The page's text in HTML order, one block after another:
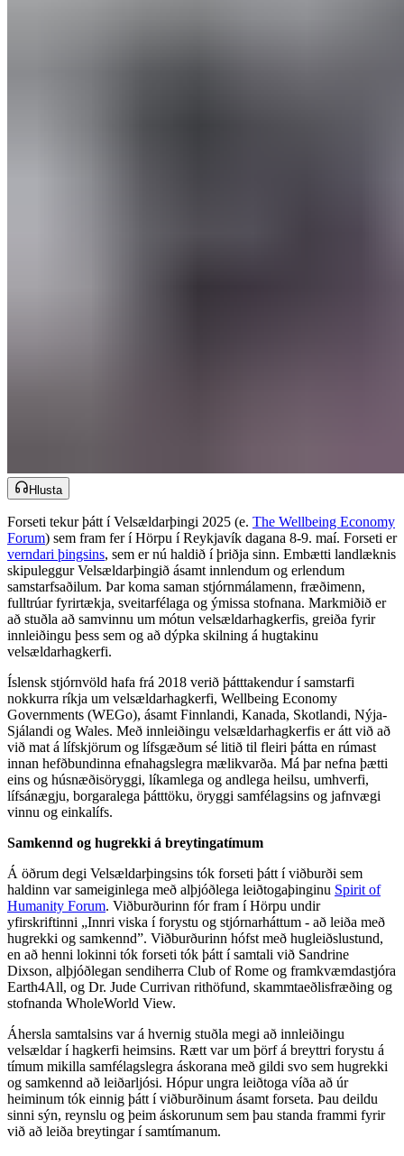
Hlusta
Forseti tekur þátt í Velsældarþingi 2025 (e. ​​​​‌ ‍ ​‍​‍‌‍ ‌ ​‍‌‍‍‌‌‍‌ ‌‍‍‌‌‍ ‍​‍​‍​ ‍‍​‍​‍‌ ​ ‌‍​‌‌‍ ‍‌‍‍‌‌ ‌​‌ ‍‌​‍ ‍‌‍‍‌‌‍ ​‍​‍​‍ ​​‍​‍‌‍‍​‌ ​‍‌‍‌‌‌‍‌‍​‍​‍​ ‍‍​‍​‍‌‍‍​‌ ‌​‌ ‌​‌ ​​‌ ​ ​‍ ​‍ ‌‍‌‍‌‍ ‌ ​‍‌ ​ ‌‍‌‌‌ ‌​‌‍‍‌​‍ ‌‌‍‍‌‌ ​ ‌‍ ​‌‍​‌‌‍ ‍‌‍‌​‌ ​ ​‍ ‍‌ ‌‍‌‍‌‌‌ ​‍‌‍​ ‌‍‌‌‌‍ ​​‍ ‍‌‍​‌‌ ​​‌ ​​​‍ ‌ ​ ‌ ‌​‌ ‌‌‌‍‌​‌‍‍‌‌‍ ​‍ ‌‍‍‌‌‍ ‍‌ ‌​‌‍‌‌‌‍ ‍‌ ‌​​‍ ‌‍‌‌‌‍‌​‌‍‍‌‌ ‌​​‍ ‌‍ ‌‌‍ ‌‍‌​‌‍‌‌​ ‌‌ ​​‌ ​‍‌‍‌‌‌ ​ ‌‍‌‌‌‍ ‍‌ ‌​‌‍​‌‌ ‌​‌‍‍‌‌‍ ‌‍ ‍​ ‍ ‌‍‍‌‌‍‌​​ ‌‌ ​ ‌​‍‌‌​‌​‌‍‍​‌​​‌‌‍‌​‌‍​ ​ ‌‌‌‌‌​‌​​ ‌‌‍​‌‌​ ‌‌‌‌‌​‍‌​ ‌​‌​ ‌​ ​ ‌‌​ ‌‌‌​‌‌‍​​ ​ ‌‌​‍​ ‍ ‌ ‌​‌ ‍‌‌ ​​‌‍‌‌​ ‌‌‍ ‍‌‍‌‌‌ ‌ ‌ ​ ​ ‍ ‌ ​​‌‍​‌‌ ‌​‌‍‍​​ ‌‌ ​​‌‍​‌‌‍‌ ‌‍‌‌‌​​‍‌ ‌‌‌‍‍‌‌‍ ​‌‍‌​‌‍‌‌‌ ​‍​‍‌‌​ ‌‌‌​​‍‌‌ ‌‍‍ ‌‍‌‌‌ ‍‌​‍‌‌​ ​ ‌​‌​​‍‌‌​ ​ ‌​‌​​‍‌‌​ ​‍​ ​‍‌ ​‍‌‍‍‌‌‍​ ‌‍‍​‌ ‌​‌‍‌‌‌ ‍​‌ ‌​​‍ ‌​ ‌‌​ ‍‌​ ​‍‌‍‌‌​ ‍​​ ‍​‌‍​‍‌ ‍​‌‍​‍​‍‌‌​ ​‍​ ​‍​‍‌‌​ ‌‌‌​‌​​‍ ‍‌‍​ ‌‍ ‌‍ ‍‌ ‌​‌‍‌‌‌‍ ‍‌ ‌​​‍‌‌​ ‌‌‌​​‍‌‌ ‌‍‍ ‌‍‌‌‌ ‍‌​‍‌‌​ ​ ‌​‌​​‍‌‌​ ​ ‌​‌​​‍‌‌​ ​‍​ ​‍‌‍‌‌​ ‍‌‌‍‌‌​ ​ ​ ‍‌​ ​​​ ‌‌‌‍‌‌​ ‌‌​ ​ ‌‍‌​‌‍‌‍​‍‌‌​ ​‍​ ​‍​‍‌‌​ ‌‌‌​‌​​‍ ‍‌‍​ ‌‍‍​‌‍‍‌‌‍ ​‌‍‌​‌ ​‍‌‍‌‌‌‍ ‍​‍‌‌​ ‌‌‌​​‍‌‌ ‌‍‍ ‌‍‌‌‌ ‍‌​‍‌‌​ ​ ‌​‌​​‍‌‌​ ​ ‌​‌​​‍‌‌​ ​‍​ ​‍​ ‌‍​ ​‌​ ​​‌‍‌​​ ​​​ ​​​ ​‍​ ​‍​ ‌‍‌‍‌​​ ‍​​ ​ ​‍‌‌​ ​‍​ ​‍​‍‌‌​ ‌‌‌​‌​​‍ ‍‌ ‌​‌‍‌‌‌ ‍​‌ ‌​​ ‌‍​‍‌‍​‌‌ ​ ‌‍‌‌‌‌‌‌‌ ​‍‌‍ ​​ ‌‌‍‍​‌ ‌​‌ ‌​‌ ​​‌ ​ ​‍‌‌​ ​‍‌​‌‍​‍‌‌​ ​‍‌​‌‍‌‍‌‍‌‍ ‌ ​‍‌ ​ ‌‍‌‌‌ ‌​‌‍‍‌​‍ ‌‌‍‍‌‌ ​ ‌‍ ​‌‍​‌‌‍ ‍‌‍‌​‌ ​ ​‍ ‍‌ ‌‍‌‍‌‌‌ ​‍‌‍​ ‌‍‌‌‌‍ ​​‍ ‍‌‍​‌‌ ​​‌ ​​​‍‌‌​ ​‍‌​‌‍‌ ​ ‌ ‌​‌ ‌‌‌‍‌​‌‍‍‌‌‍ ​‍‌‍‌‍‍‌‌‍‌​​ ‌‌ ​ ‌​‍‌‌​‌​‌‍‍​‌​​‌‌‍‌​‌‍​ ​ ‌‌‌‌‌​‌​​ ‌‌‍​‌‌​ ‌‌‌‌‌​‍‌​ ‌​‌​ ‌​ ​ ‌‌​ ‌‌‌​‌‌‍​​ ​ ‌‌​‍​‍‌‍‌ ‌​‌ ‍‌‌ ​​‌‍‌‌​ ‌‌‍ ‍‌‍‌‌‌ ‌ ‌ ​ ​‍‌‍‌ ​​‌‍​‌‌ ‌​‌‍‍​​ ‌‌ ​​‌‍​‌‌‍‌ ‌‍‌‌‌​​‍‌ ‌‌‌‍‍‌‌‍ ​‌‍‌​‌‍‌‌‌ ​‍​‍‌‌​ ‌‌‌​​‍‌‌ ‌‍‍ ‌‍‌‌‌ ‍‌​‍‌‌​ ​ ‌​‌​​‍‌‌​ ​ ‌​‌​​‍‌‌​ ​‍​ ​‍‌ ​‍‌‍‍‌‌‍​ ‌‍‍​‌ ‌​‌‍‌‌‌ ‍​‌ ‌​​‍ ‌​ ‌‌​ ‍‌​ ​‍‌‍‌‌​ ‍​​ ‍​‌‍​‍‌ ‍​‌‍​‍​‍‌‌​ ​‍​ ​‍​‍‌‌​ ‌‌‌​‌​​‍ ‍‌‍​ ‌‍ ‌‍ ‍‌ ‌​‌‍‌‌‌‍ ‍‌ ‌​​‍‌‌​ ‌‌‌​​‍‌‌ ‌‍‍ ‌‍‌‌‌ ‍‌​‍‌‌​ ​ ‌​‌​​‍‌‌​ ​ ‌​‌​​‍‌‌​ ​‍​ ​‍‌‍‌‌​ ‍‌‌‍‌‌​ ​ ​ ‍‌​ ​​​ ‌‌‌‍‌‌​ ‌‌​ ​ ‌‍‌​‌‍‌‍​‍‌‌​ ​‍​ ​‍​‍‌‌​ ‌‌‌​‌​​‍ ‍‌‍​ ‌‍‍​‌‍‍‌‌‍ ​‌‍‌​‌ ​‍‌‍‌‌‌‍ ‍​‍‌‌​ ‌‌‌​​‍‌‌ ‌‍‍ ‌‍‌‌‌ ‍‌​‍‌‌​ ​ ‌​‌​​‍‌‌​ ​ ‌​‌​​‍‌‌​ ​‍​ ​‍​ ‌‍​ ​‌​ ​​‌‍‌​​ ​​​ ​​​ ​‍​ ​‍​ ‌‍‌‍‌​​ ‍​​ ​ ​‍‌‌​ ​‍​ ​‍​‍‌‌​ ‌‌‌​‌​​‍ ‍‌ ‌​‌‍‌‌‌ ‍​‌ ‌​​‍‌‍‌ ​​‌‍‌‌‌ ​‍‌ ​ ‌ ​​‌‍‌‌‌‍​ ‌ ‌​‌‍‍‌‌ ‌‍‌‍‌‌​ ‌‌ ​​‌ ‌‌‌‍​‍‌‍ ​‌‍‍‌‌ ​ ‌‍‍​‌‍‌‌‌‍‌​​‍​‍‌ ‌ The Wellbeing Economy
Forum​​​​‌ ‍ ​‍​‍‌‍ ‌ ​‍‌‍‍‌‌‍‌ ‌‍‍‌‌‍ ‍​‍​‍​ ‍‍​‍​‍‌ ​ ‌‍​‌‌‍ ‍‌‍‍‌‌ ‌​‌ ‍‌​‍ ‍‌‍‍‌‌‍ ​‍​‍​‍ ​​‍​‍‌‍‍​‌ ​‍‌‍‌‌‌‍‌‍​‍​‍​ ‍‍​‍​‍‌‍‍​‌ ‌​‌ ‌​‌ ​​‌ ​ ​‍ ​‍ ‌‍‌‍‌‍ ‌ ​‍‌ ​ ‌‍‌‌‌ ‌​‌‍‍‌​‍ ‌‌‍‍‌‌ ​ ‌‍ ​‌‍​‌‌‍ ‍‌‍‌​‌ ​ ​‍ ‍‌ ‌‍‌‍‌‌‌ ​‍‌‍​ ‌‍‌‌‌‍ ​​‍ ‍‌‍​‌‌ ​​‌ ​​​‍ ‌ ​ ‌ ‌​‌ ‌‌‌‍‌​‌‍‍‌‌‍ ​‍ ‌‍‍‌‌‍ ‍‌ ‌​‌‍‌‌‌‍ ‍‌ ‌​​‍ ‌‍‌‌‌‍‌​‌‍‍‌‌ ‌​​‍ ‌‍ ‌‌‍ ‌‍‌​‌‍‌‌​ ‌‌ ​​‌ ​‍‌‍‌‌‌ ​ ‌‍‌‌‌‍ ‍‌ ‌​‌‍​‌‌ ‌​‌‍‍‌‌‍ ‌‍ ‍​ ‍ ‌‍‍‌‌‍‌​​ ‌‌ ​ ‌​‍‌‌​‌​‌‍‍​‌​​‌‌‍‌​‌‍​ ​ ‌‌‌‌‌​‌​​ ‌‌‍​‌‌​ ‌‌‌‌‌​‍‌​ ‌​‌​ ‌​ ​ ‌‌​ ‌‌‌​‌‌‍​​ ​ ‌‌​‍​ ‍ ‌ ‌​‌ ‍‌‌ ​​‌‍‌‌​ ‌‌‍ ‍‌‍‌‌‌ ‌ ‌ ​ ​ ‍ ‌ ​​‌‍​‌‌ ‌​‌‍‍​​ ‌‌ ​​‌‍​‌‌‍‌ ‌‍‌‌‌​​‍‌ ‌‌‌‍‍‌‌‍ ​‌‍‌​‌‍‌‌‌ ​‍​‍‌‌​ ‌‌‌​​‍‌‌ ‌‍‍ ‌‍‌‌‌ ‍‌​‍‌‌​ ​ ‌​‌​​‍‌‌​ ​ ‌​‌​​‍‌‌​ ​‍​ ​‍‌ ​‍‌‍‍‌‌‍​ ‌‍‍​‌ ‌​‌‍‌‌‌ ‍​‌ ‌​​‍ ‌​ ‌‌​ ‍‌​ ​‍‌‍‌‌​ ‍​​ ‍​‌‍​‍‌ ‍​‌‍​‍​‍‌‌​ ​‍​ ​‍​‍‌‌​ ‌‌‌​‌​​‍ ‍‌‍​ ‌‍ ‌‍ ‍‌ ‌​‌‍‌‌‌‍ ‍‌ ‌​​‍‌‌​ ‌‌‌​​‍‌‌ ‌‍‍ ‌‍‌‌‌ ‍‌​‍‌‌​ ​ ‌​‌​​‍‌‌​ ​ ‌​‌​​‍‌‌​ ​‍​ ​‍‌‍‌‌​ ‍‌‌‍‌‌​ ​ ​ ‍‌​ ​​​ ‌‌‌‍‌‌​ ‌‌​ ​ ‌‍‌​‌‍‌‍​‍‌‌​ ​‍​ ​‍​‍‌‌​ ‌‌‌​‌​​‍ ‍‌‍​ ‌‍‍​‌‍‍‌‌‍ ​‌‍‌​‌ ​‍‌‍‌‌‌‍ ‍​‍‌‌​ ‌‌‌​​‍‌‌ ‌‍‍ ‌‍‌‌‌ ‍‌​‍‌‌​ ​ ‌​‌​​‍‌‌​ ​ ‌​‌​​‍‌‌​ ​‍​ ​‍​ ‌​​ ​ ​ ‍‌​ ​‍​ ​ ​ ‌​‌‍‌​‌‍​‌‌‍​‍​ ​‌​ ‌‌​ ​​​‍‌‌​ ​‍​ ​‍​‍‌‌​ ‌‌‌​‌​​‍ ‍‌ ‌​‌‍‌‌‌ ‍​‌ ‌​​ ‌‍​‍‌‍​‌‌ ​ ‌‍‌‌‌‌‌‌‌ ​‍‌‍ ​​ ‌‌‍‍​‌ ‌​‌ ‌​‌ ​​‌ ​ ​‍‌‌​ ​‍‌​‌‍​‍‌‌​ ​‍‌​‌‍‌‍‌‍‌‍ ‌ ​‍‌ ​ ‌‍‌‌‌ ‌​‌‍‍‌​‍ ‌‌‍‍‌‌ ​ ‌‍ ​‌‍​‌‌‍ ‍‌‍‌​‌ ​ ​‍ ‍‌ ‌‍‌‍‌‌‌ ​‍‌‍​ ‌‍‌‌‌‍ ​​‍ ‍‌‍​‌‌ ​​‌ ​​​‍‌‌​ ​‍‌​‌‍‌ ​ ‌ ‌​‌ ‌‌‌‍‌​‌‍‍‌‌‍ ​‍‌‍‌‍‍‌‌‍‌​​ ‌‌ ​ ‌​‍‌‌​‌​‌‍‍​‌​​‌‌‍‌​‌‍​ ​ ‌‌‌‌‌​‌​​ ‌‌‍​‌‌​ ‌‌‌‌‌​‍‌​ ‌​‌​ ‌​ ​ ‌‌​ ‌‌‌​‌‌‍​​ ​ ‌‌​‍​‍‌‍‌ ‌​‌ ‍‌‌ ​​‌‍‌‌​ ‌‌‍ ‍‌‍‌‌‌ ‌ ‌ ​ ​‍‌‍‌ ​​‌‍​‌‌ ‌​‌‍‍​​ ‌‌ ​​‌‍​‌‌‍‌ ‌‍‌‌‌​​‍‌ ‌‌‌‍‍‌‌‍ ​‌‍‌​‌‍‌‌‌ ​‍​‍‌‌​ ‌‌‌​​‍‌‌ ‌‍‍ ‌‍‌‌‌ ‍‌​‍‌‌​ ​ ‌​‌​​‍‌‌​ ​ ‌​‌​​‍‌‌​ ​‍​ ​‍‌ ​‍‌‍‍‌‌‍​ ‌‍‍​‌ ‌​‌‍‌‌‌ ‍​‌ ‌​​‍ ‌​ ‌‌​ ‍‌​ ​‍‌‍‌‌​ ‍​​ ‍​‌‍​‍‌ ‍​‌‍​‍​‍‌‌​ ​‍​ ​‍​‍‌‌​ ‌‌‌​‌​​‍ ‍‌‍​ ‌‍ ‌‍ ‍‌ ‌​‌‍‌‌‌‍ ‍‌ ‌​​‍‌‌​ ‌‌‌​​‍‌‌ ‌‍‍ ‌‍‌‌‌ ‍‌​‍‌‌​ ​ ‌​‌​​‍‌‌​ ​ ‌​‌​​‍‌‌​ ​‍​ ​‍‌‍‌‌​ ‍‌‌‍‌‌​ ​ ​ ‍‌​ ​​​ ‌‌‌‍‌‌​ ‌‌​ ​ ‌‍‌​‌‍‌‍​‍‌‌​ ​‍​ ​‍​‍‌‌​ ‌‌‌​‌​​‍ ‍‌‍​ ‌‍‍​‌‍‍‌‌‍ ​‌‍‌​‌ ​‍‌‍‌‌‌‍ ‍​‍‌‌​ ‌‌‌​​‍‌‌ ‌‍‍ ‌‍‌‌‌ ‍‌​‍‌‌​ ​ ‌​‌​​‍‌‌​ ​ ‌​‌​​‍‌‌​ ​‍​ ​‍​ ‌​​ ​ ​ ‍‌​ ​‍​ ​ ​ ‌​‌‍‌​‌‍​‌‌‍​‍​ ​‌​ ‌‌​ ​​​‍‌‌​ ​‍​ ​‍​‍‌‌​ ‌‌‌​‌​​‍ ‍‌ ‌​‌‍‌‌‌ ‍​‌ ‌​​‍‌‍‌ ​​‌‍‌‌‌ ​‍‌ ​ ‌ ​​‌‍‌‌‌‍​ ‌ ‌​‌‍‍‌‌ ‌‍‌‍‌‌​ ‌‌ ​​‌ ‌‌‌‍​‍‌‍ ​‌‍‍‌‌ ​ ‌‍‍​‌‍‌‌‌‍‌​​‍​‍‌ ‌) sem fram fer í Hörpu í Reykjavík dagana 8-9. maí. Forseti er
verndari þingsins​​​​‌ ‍ ​‍​‍‌‍ ‌ ​‍‌‍‍‌‌‍‌ ‌‍‍‌‌‍ ‍​‍​‍​ ‍‍​‍​‍‌ ​ ‌‍​‌‌‍ ‍‌‍‍‌‌ ‌​‌ ‍‌​‍ ‍‌‍‍‌‌‍ ​‍​‍​‍ ​​‍​‍‌‍‍​‌ ​‍‌‍‌‌‌‍‌‍​‍​‍​ ‍‍​‍​‍‌‍‍​‌ ‌​‌ ‌​‌ ​​‌ ​ ​‍ ​‍ ‌‍‌‍‌‍ ‌ ​‍‌ ​ ‌‍‌‌‌ ‌​‌‍‍‌​‍ ‌‌‍‍‌‌ ​ ‌‍ ​‌‍​‌‌‍ ‍‌‍‌​‌ ​ ​‍ ‍‌ ‌‍‌‍‌‌‌ ​‍‌‍​ ‌‍‌‌‌‍ ​​‍ ‍‌‍​‌‌ ​​‌ ​​​‍ ‌ ​ ‌ ‌​‌ ‌‌‌‍‌​‌‍‍‌‌‍ ​‍ ‌‍‍‌‌‍ ‍‌ ‌​‌‍‌‌‌‍ ‍‌ ‌​​‍ ‌‍‌‌‌‍‌​‌‍‍‌‌ ‌​​‍ ‌‍ ‌‌‍ ‌‍‌​‌‍‌‌​ ‌‌ ​​‌ ​‍‌‍‌‌‌ ​ ‌‍‌‌‌‍ ‍‌ ‌​‌‍​‌‌ ‌​‌‍‍‌‌‍ ‌‍ ‍​ ‍ ‌‍‍‌‌‍‌​​ ‌‌ ​ ‌​‍‌‌​‌​‌‍‍​‌​​‌‌‍‌​‌‍​ ​ ‌‌‌‌‌​‌​​ ‌‌‍​‌‌​ ‌‌‌‌‌​‍‌​ ‌​‌​ ‌​ ​ ‌‌​ ‌‌‌​‌‌‍​​ ​ ‌‌​‍​ ‍ ‌ ‌​‌ ‍‌‌ ​​‌‍‌‌​ ‌‌‍ ‍‌‍‌‌‌ ‌ ‌ ​ ​ ‍ ‌ ​​‌‍​‌‌ ‌​‌‍‍​​ ‌‌ ​​‌‍​‌‌‍‌ ‌‍‌‌‌​​‍‌ ‌‌‌‍‍‌‌‍ ​‌‍‌​‌‍‌‌‌ ​‍​‍‌‌​ ‌‌‌​​‍‌‌ ‌‍‍ ‌‍‌‌‌ ‍‌​‍‌‌​ ​ ‌​‌​​‍‌‌​ ​ ‌​‌​​‍‌‌​ ​‍​ ​‍‌ ​‍‌‍‍‌‌‍​ ‌‍‍​‌ ‌​‌‍‌‌‌ ‍​‌ ‌​​‍ ‌​ ‌‌​ ‍‌​ ​‍‌‍‌‌​ ‍​​ ‍​‌‍​‍‌ ‍​‌‍​‍​‍‌‌​ ​‍​ ​‍​‍‌‌​ ‌‌‌​‌​​‍ ‍‌‍​ ‌‍ ‌‍ ‍‌ ‌​‌‍‌‌‌‍ ‍‌ ‌​​‍‌‌​ ‌‌‌​​‍‌‌ ‌‍‍ ‌‍‌‌‌ ‍‌​‍‌‌​ ​ ‌​‌​​‍‌‌​ ​ ‌​‌​​‍‌‌​ ​‍​ ​‍‌‍‌‌​ ‍‌‌‍‌‌​ ​ ​ ‍‌​ ​​​ ‌‌‌‍‌‌​ ‌‌​ ​ ‌‍‌​‌‍‌‍​‍‌‌​ ​‍​ ​‍​‍‌‌​ ‌‌‌​‌​​‍ ‍‌‍​ ‌‍‍​‌‍‍‌‌‍ ​‌‍‌​‌ ​‍‌‍‌‌‌‍ ‍​‍‌‌​ ‌‌‌​​‍‌‌ ‌‍‍ ‌‍‌‌‌ ‍‌​‍‌‌​ ​ ‌​‌​​‍‌‌​ ​ ‌​‌​​‍‌‌​ ​‍​ ​‍​ ‍​‌‍‌‍​ ​‍​ ​ ​ ‌​‌‍​‌​ ​ ‌‍‌‌‌‍‌​‌‍​‌‌‍​‌‌‍​‌​‍‌‌​ ​‍​ ​‍​‍‌‌​ ‌‌‌​‌​​‍ ‍‌ ‌​‌‍‌‌‌ ‍​‌ ‌​​ ‌‍​‍‌‍​‌‌ ​ ‌‍‌‌‌‌‌‌‌ ​‍‌‍ ​​ ‌‌‍‍​‌ ‌​‌ ‌​‌ ​​‌ ​ ​‍‌‌​ ​‍‌​‌‍​‍‌‌​ ​‍‌​‌‍‌‍‌‍‌‍ ‌ ​‍‌ ​ ‌‍‌‌‌ ‌​‌‍‍‌​‍ ‌‌‍‍‌‌ ​ ‌‍ ​‌‍​‌‌‍ ‍‌‍‌​‌ ​ ​‍ ‍‌ ‌‍‌‍‌‌‌ ​‍‌‍​ ‌‍‌‌‌‍ ​​‍ ‍‌‍​‌‌ ​​‌ ​​​‍‌‌​ ​‍‌​‌‍‌ ​ ‌ ‌​‌ ‌‌‌‍‌​‌‍‍‌‌‍ ​‍‌‍‌‍‍‌‌‍‌​​ ‌‌ ​ ‌​‍‌‌​‌​‌‍‍​‌​​‌‌‍‌​‌‍​ ​ ‌‌‌‌‌​‌​​ ‌‌‍​‌‌​ ‌‌‌‌‌​‍‌​ ‌​‌​ ‌​ ​ ‌‌​ ‌‌‌​‌‌‍​​ ​ ‌‌​‍​‍‌‍‌ ‌​‌ ‍‌‌ ​​‌‍‌‌​ ‌‌‍ ‍‌‍‌‌‌ ‌ ‌ ​ ​‍‌‍‌ ​​‌‍​‌‌ ‌​‌‍‍​​ ‌‌ ​​‌‍​‌‌‍‌ ‌‍‌‌‌​​‍‌ ‌‌‌‍‍‌‌‍ ​‌‍‌​‌‍‌‌‌ ​‍​‍‌‌​ ‌‌‌​​‍‌‌ ‌‍‍ ‌‍‌‌‌ ‍‌​‍‌‌​ ​ ‌​‌​​‍‌‌​ ​ ‌​‌​​‍‌‌​ ​‍​ ​‍‌ ​‍‌‍‍‌‌‍​ ‌‍‍​‌ ‌​‌‍‌‌‌ ‍​‌ ‌​​‍ ‌​ ‌‌​ ‍‌​ ​‍‌‍‌‌​ ‍​​ ‍​‌‍​‍‌ ‍​‌‍​‍​‍‌‌​ ​‍​ ​‍​‍‌‌​ ‌‌‌​‌​​‍ ‍‌‍​ ‌‍ ‌‍ ‍‌ ‌​‌‍‌‌‌‍ ‍‌ ‌​​‍‌‌​ ‌‌‌​​‍‌‌ ‌‍‍ ‌‍‌‌‌ ‍‌​‍‌‌​ ​ ‌​‌​​‍‌‌​ ​ ‌​‌​​‍‌‌​ ​‍​ ​‍‌‍‌‌​ ‍‌‌‍‌‌​ ​ ​ ‍‌​ ​​​ ‌‌‌‍‌‌​ ‌‌​ ​ ‌‍‌​‌‍‌‍​‍‌‌​ ​‍​ ​‍​‍‌‌​ ‌‌‌​‌​​‍ ‍‌‍​ ‌‍‍​‌‍‍‌‌‍ ​‌‍‌​‌ ​‍‌‍‌‌‌‍ ‍​‍‌‌​ ‌‌‌​​‍‌‌ ‌‍‍ ‌‍‌‌‌ ‍‌​‍‌‌​ ​ ‌​‌​​‍‌‌​ ​ ‌​‌​​‍‌‌​ ​‍​ ​‍​ ‍​‌‍‌‍​ ​‍​ ​ ​ ‌​‌‍​‌​ ​ ‌‍‌‌‌‍‌​‌‍​‌‌‍​‌‌‍​‌​‍‌‌​ ​‍​ ​‍​‍‌‌​ ‌‌‌​‌​​‍ ‍‌ ‌​‌‍‌‌‌ ‍​‌ ‌​​‍‌‍‌ ​​‌‍‌‌‌ ​‍‌ ​ ‌ ​​‌‍‌‌‌‍​ ‌ ‌​‌‍‍‌‌ ‌‍‌‍‌‌​ ‌‌ ​​‌ ‌‌‌‍​‍‌‍ ​‌‍‍‌‌ ​ ‌‍‍​‌‍‌‌‌‍‌​​‍​‍‌ ‌, sem er nú haldið í þriðja sinn. Embætti landlæknis
skipuleggur Velsældarþingið ásamt innlendum og erlendum
samstarfsaðilum. Þar koma saman stjórnmálamenn, fræðimenn,
fulltrúar fyrirtækja, sveitarfélaga og ýmissa stofnana. Markmiðið er
að stuðla að samvinnu um mótun velsældarhagkerfis, greiða fyrir
innleiðingu þess sem og að dýpka skilning á hugtakinu
velsældarhagkerfi.​​​​‌ ‍ ​‍​‍‌‍ ‌ ​‍‌‍‍‌‌‍‌ ‌‍‍‌‌‍ ‍​‍​‍​ ‍‍​‍​‍‌ ​ ‌‍​‌‌‍ ‍‌‍‍‌‌ ‌​‌ ‍‌​‍ ‍‌‍‍‌‌‍ ​‍​‍​‍ ​​‍​‍‌‍‍​‌ ​‍‌‍‌‌‌‍‌‍​‍​‍​ ‍‍​‍​‍‌‍‍​‌ ‌​‌ ‌​‌ ​​‌ ​ ​‍ ​‍ ‌‍‌‍‌‍ ‌ ​‍‌ ​ ‌‍‌‌‌ ‌​‌‍‍‌​‍ ‌‌‍‍‌‌ ​ ‌‍ ​‌‍​‌‌‍ ‍‌‍‌​‌ ​ ​‍ ‍‌ ‌‍‌‍‌‌‌ ​‍‌‍​ ‌‍‌‌‌‍ ​​‍ ‍‌‍​‌‌ ​​‌ ​​​‍ ‌ ​ ‌ ‌​‌ ‌‌‌‍‌​‌‍‍‌‌‍ ​‍ ‌‍‍‌‌‍ ‍‌ ‌​‌‍‌‌‌‍ ‍‌ ‌​​‍ ‌‍‌‌‌‍‌​‌‍‍‌‌ ‌​​‍ ‌‍ ‌‌‍ ‌‍‌​‌‍‌‌​ ‌‌ ​​‌ ​‍‌‍‌‌‌ ​ ‌‍‌‌‌‍ ‍‌ ‌​‌‍​‌‌ ‌​‌‍‍‌‌‍ ‌‍ ‍​ ‍ ‌‍‍‌‌‍‌​​ ‌‌ ​ ‌​‍‌‌​‌​‌‍‍​‌​​‌‌‍‌​‌‍​ ​ ‌‌‌‌‌​‌​​ ‌‌‍​‌‌​ ‌‌‌‌‌​‍‌​ ‌​‌​ ‌​ ​ ‌‌​ ‌‌‌​‌‌‍​​ ​ ‌‌​‍​ ‍ ‌ ‌​‌ ‍‌‌ ​​‌‍‌‌​ ‌‌‍ ‍‌‍‌‌‌ ‌ ‌ ​ ​ ‍ ‌ ​​‌‍​‌‌ ‌​‌‍‍​​ ‌‌ ​​‌‍​‌‌‍‌ ‌‍‌‌‌​​‍‌ ‌‌‌‍‍‌‌‍ ​‌‍‌​‌‍‌‌‌ ​‍​‍‌‌​ ‌‌‌​​‍‌‌ ‌‍‍ ‌‍‌‌‌ ‍‌​‍‌‌​ ​ ‌​‌​​‍‌‌​ ​ ‌​‌​​‍‌‌​ ​‍​ ​‍‌ ​‍‌‍‍‌‌‍​ ‌‍‍​‌ ‌​‌‍‌‌‌ ‍​‌ ‌​​‍ ‌​ ‌‌​ ‍‌​ ​‍‌‍‌‌​ ‍​​ ‍​‌‍​‍‌ ‍​‌‍​‍​‍‌‌​ ​‍​ ​‍​‍‌‌​ ‌‌‌​‌​​‍ ‍‌‍​ ‌‍ ‌‍ ‍‌ ‌​‌‍‌‌‌‍ ‍‌ ‌​​‍‌‌​ ‌‌‌​​‍‌‌ ‌‍‍ ‌‍‌‌‌ ‍‌​‍‌‌​ ​ ‌​‌​​‍‌‌​ ​ ‌​‌​​‍‌‌​ ​‍​ ​‍‌‍‌‌​ ‍‌‌‍‌‌​ ​ ​ ‍‌​ ​​​ ‌‌‌‍‌‌​ ‌‌​ ​ ‌‍‌​‌‍‌‍​‍‌‌​ ​‍​ ​‍​‍‌‌​ ‌‌‌​‌​​‍ ‍‌‍​ ‌‍‍​‌‍‍‌‌‍ ​‌‍‌​‌ ​‍‌‍‌‌‌‍ ‍​‍‌‌​ ‌‌‌​​‍‌‌ ‌‍‍ ‌‍‌‌‌ ‍‌​‍‌‌​ ​ ‌​‌​​‍‌‌​ ​ ‌​‌​​‍‌‌​ ​‍​ ​‍​ ​‌‌‍​‍​ ​‍‌‍‌‍​ ‌​‌‍​‍​ ‍​‌‍‌‌​ ​‍‌‍​‍​ ​‍​ ‌‌​‍‌‌​ ​‍​ ​‍​‍‌‌​ ‌‌‌​‌​​‍ ‍‌ ‌​‌‍‌‌‌ ‍​‌ ‌​​ ‌‍​‍‌‍​‌‌ ​ ‌‍‌‌‌‌‌‌‌ ​‍‌‍ ​​ ‌‌‍‍​‌ ‌​‌ ‌​‌ ​​‌ ​ ​‍‌‌​ ​‍‌​‌‍​‍‌‌​ ​‍‌​‌‍‌‍‌‍‌‍ ‌ ​‍‌ ​ ‌‍‌‌‌ ‌​‌‍‍‌​‍ ‌‌‍‍‌‌ ​ ‌‍ ​‌‍​‌‌‍ ‍‌‍‌​‌ ​ ​‍ ‍‌ ‌‍‌‍‌‌‌ ​‍‌‍​ ‌‍‌‌‌‍ ​​‍ ‍‌‍​‌‌ ​​‌ ​​​‍‌‌​ ​‍‌​‌‍‌ ​ ‌ ‌​‌ ‌‌‌‍‌​‌‍‍‌‌‍ ​‍‌‍‌‍‍‌‌‍‌​​ ‌‌ ​ ‌​‍‌‌​‌​‌‍‍​‌​​‌‌‍‌​‌‍​ ​ ‌‌‌‌‌​‌​​ ‌‌‍​‌‌​ ‌‌‌‌‌​‍‌​ ‌​‌​ ‌​ ​ ‌‌​ ‌‌‌​‌‌‍​​ ​ ‌‌​‍​‍‌‍‌ ‌​‌ ‍‌‌ ​​‌‍‌‌​ ‌‌‍ ‍‌‍‌‌‌ ‌ ‌ ​ ​‍‌‍‌ ​​‌‍​‌‌ ‌​‌‍‍​​ ‌‌ ​​‌‍​‌‌‍‌ ‌‍‌‌‌​​‍‌ ‌‌‌‍‍‌‌‍ ​‌‍‌​‌‍‌‌‌ ​‍​‍‌‌​ ‌‌‌​​‍‌‌ ‌‍‍ ‌‍‌‌‌ ‍‌​‍‌‌​ ​ ‌​‌​​‍‌‌​ ​ ‌​‌​​‍‌‌​ ​‍​ ​‍‌ ​‍‌‍‍‌‌‍​ ‌‍‍​‌ ‌​‌‍‌‌‌ ‍​‌ ‌​​‍ ‌​ ‌‌​ ‍‌​ ​‍‌‍‌‌​ ‍​​ ‍​‌‍​‍‌ ‍​‌‍​‍​‍‌‌​ ​‍​ ​‍​‍‌‌​ ‌‌‌​‌​​‍ ‍‌‍​ ‌‍ ‌‍ ‍‌ ‌​‌‍‌‌‌‍ ‍‌ ‌​​‍‌‌​ ‌‌‌​​‍‌‌ ‌‍‍ ‌‍‌‌‌ ‍‌​‍‌‌​ ​ ‌​‌​​‍‌‌​ ​ ‌​‌​​‍‌‌​ ​‍​ ​‍‌‍‌‌​ ‍‌‌‍‌‌​ ​ ​ ‍‌​ ​​​ ‌‌‌‍‌‌​ ‌‌​ ​ ‌‍‌​‌‍‌‍​‍‌‌​ ​‍​ ​‍​‍‌‌​ ‌‌‌​‌​​‍ ‍‌‍​ ‌‍‍​‌‍‍‌‌‍ ​‌‍‌​‌ ​‍‌‍‌‌‌‍ ‍​‍‌‌​ ‌‌‌​​‍‌‌ ‌‍‍ ‌‍‌‌‌ ‍‌​‍‌‌​ ​ ‌​‌​​‍‌‌​ ​ ‌​‌​​‍‌‌​ ​‍​ ​‍​ ​‌‌‍​‍​ ​‍‌‍‌‍​ ‌​‌‍​‍​ ‍​‌‍‌‌​ ​‍‌‍​‍​ ​‍​ ‌‌​‍‌‌​ ​‍​ ​‍​‍‌‌​ ‌‌‌​‌​​‍ ‍‌ ‌​‌‍‌‌‌ ‍​‌ ‌​​‍‌‍‌ ​​‌‍‌‌‌ ​‍‌ ​ ‌ ​​‌‍‌‌‌‍​ ‌ ‌​‌‍‍‌‌ ‌‍‌‍‌‌​ ‌‌ ​​‌ ‌‌‌‍​‍‌‍ ​‌‍‍‌‌ ​ ‌‍‍​‌‍‌‌‌‍‌​​‍​‍‌ ‌
Íslensk stjórnvöld hafa frá 2018 verið þátttakendur í samstarfi
nokkurra ríkja um velsældarhagkerfi, Wellbeing Economy
Governments (WEGo), ásamt Finnlandi, Kanada, Skotlandi, Nýja-
Sjálandi og Wales. Með innleiðingu velsældarhagkerfis er átt við að
við mat á lífskjörum og lífsgæðum sé litið til fleiri þátta en rúmast
innan hefðbundinna efnahagslegra mælikvarða. Má þar nefna þætti
eins og húsnæðisöryggi, líkamlega og andlega heilsu, umhverfi,
lífsánægju, borgaralega þátttöku, öryggi samfélagsins og jafnvægi
vinnu og einkalífs.​​​​‌ ‍ ​‍​‍‌‍ ‌ ​‍‌‍‍‌‌‍‌ ‌‍‍‌‌‍ ‍​‍​‍​ ‍‍​‍​‍‌ ​ ‌‍​‌‌‍ ‍‌‍‍‌‌ ‌​‌ ‍‌​‍ ‍‌‍‍‌‌‍ ​‍​‍​‍ ​​‍​‍‌‍‍​‌ ​‍‌‍‌‌‌‍‌‍​‍​‍​ ‍‍​‍​‍‌‍‍​‌ ‌​‌ ‌​‌ ​​‌ ​ ​‍ ​‍ ‌‍‌‍‌‍ ‌ ​‍‌ ​ ‌‍‌‌‌ ‌​‌‍‍‌​‍ ‌‌‍‍‌‌ ​ ‌‍ ​‌‍​‌‌‍ ‍‌‍‌​‌ ​ ​‍ ‍‌ ‌‍‌‍‌‌‌ ​‍‌‍​ ‌‍‌‌‌‍ ​​‍ ‍‌‍​‌‌ ​​‌ ​​​‍ ‌ ​ ‌ ‌​‌ ‌‌‌‍‌​‌‍‍‌‌‍ ​‍ ‌‍‍‌‌‍ ‍‌ ‌​‌‍‌‌‌‍ ‍‌ ‌​​‍ ‌‍‌‌‌‍‌​‌‍‍‌‌ ‌​​‍ ‌‍ ‌‌‍ ‌‍‌​‌‍‌‌​ ‌‌ ​​‌ ​‍‌‍‌‌‌ ​ ‌‍‌‌‌‍ ‍‌ ‌​‌‍​‌‌ ‌​‌‍‍‌‌‍ ‌‍ ‍​ ‍ ‌‍‍‌‌‍‌​​ ‌‌ ​ ‌​‍‌‌​‌​‌‍‍​‌​​‌‌‍‌​‌‍​ ​ ‌‌‌‌‌​‌​​ ‌‌‍​‌‌​ ‌‌‌‌‌​‍‌​ ‌​‌​ ‌​ ​ ‌‌​ ‌‌‌​‌‌‍​​ ​ ‌‌​‍​ ‍ ‌ ‌​‌ ‍‌‌ ​​‌‍‌‌​ ‌‌‍ ‍‌‍‌‌‌ ‌ ‌ ​ ​ ‍ ‌ ​​‌‍​‌‌ ‌​‌‍‍​​ ‌‌ ​​‌‍​‌‌‍‌ ‌‍‌‌‌​​‍‌ ‌‌‌‍‍‌‌‍ ​‌‍‌​‌‍‌‌‌ ​‍​‍‌‌​ ‌‌‌​​‍‌‌ ‌‍‍ ‌‍‌‌‌ ‍‌​‍‌‌​ ​ ‌​‌​​‍‌‌​ ​ ‌​‌​​‍‌‌​ ​‍​ ​‍‌ ​‍‌‍‍‌‌‍​ ‌‍‍​‌ ‌​‌‍‌‌‌ ‍​‌ ‌​​‍ ‌​ ‌‌​ ‍‌​ ​‍‌‍‌‌​ ‍​​ ‍​‌‍​‍‌ ‍​‌‍​‍​‍‌‌​ ​‍​ ​‍​‍‌‌​ ‌‌‌​‌​​‍ ‍‌‍​ ‌‍ ‌‍ ‍‌ ‌​‌‍‌‌‌‍ ‍‌ ‌​​‍‌‌​ ‌‌‌​​‍‌‌ ‌‍‍ ‌‍‌‌‌ ‍‌​‍‌‌​ ​ ‌​‌​​‍‌‌​ ​ ‌​‌​​‍‌‌​ ​‍​ ​‍​ ​‌‌‍​ ​ ​ ‌‍‌‌​ ‌ ​ ‌ ‌‍​‌​ ​ ​ ‍​‌‍​‌​ ‌ ‌‍‌‌​‍‌‌​ ​‍​ ​‍​‍‌‌​ ‌‌‌​‌​​‍ ‍‌‍​ ‌‍‍​‌‍‍‌‌‍ ​‌‍‌​‌ ​‍‌‍‌‌‌‍ ‍​‍‌‌​ ‌‌‌​​‍‌‌ ‌‍‍ ‌‍‌‌‌ ‍‌​‍‌‌​ ​ ‌​‌​​‍‌‌​ ​ ‌​‌​​‍‌‌​ ​‍​ ​‍‌‍‌​‌‍‌‍​ ‍‌‌‍‌‍​ ‍‌​ ​ ‌‍​ ‌‍​‍‌‍‌​‌‍‌‌​ ‌ ​ ‍‌​‍‌‌​ ​‍​ ​‍​‍‌‌​ ‌‌‌​‌​​‍ ‍‌ ‌​‌‍‌‌‌ ‍​‌ ‌​​ ‌‍​‍‌‍​‌‌ ​ ‌‍‌‌‌‌‌‌‌ ​‍‌‍ ​​ ‌‌‍‍​‌ ‌​‌ ‌​‌ ​​‌ ​ ​‍‌‌​ ​‍‌​‌‍​‍‌‌​ ​‍‌​‌‍‌‍‌‍‌‍ ‌ ​‍‌ ​ ‌‍‌‌‌ ‌​‌‍‍‌​‍ ‌‌‍‍‌‌ ​ ‌‍ ​‌‍​‌‌‍ ‍‌‍‌​‌ ​ ​‍ ‍‌ ‌‍‌‍‌‌‌ ​‍‌‍​ ‌‍‌‌‌‍ ​​‍ ‍‌‍​‌‌ ​​‌ ​​​‍‌‌​ ​‍‌​‌‍‌ ​ ‌ ‌​‌ ‌‌‌‍‌​‌‍‍‌‌‍ ​‍‌‍‌‍‍‌‌‍‌​​ ‌‌ ​ ‌​‍‌‌​‌​‌‍‍​‌​​‌‌‍‌​‌‍​ ​ ‌‌‌‌‌​‌​​ ‌‌‍​‌‌​ ‌‌‌‌‌​‍‌​ ‌​‌​ ‌​ ​ ‌‌​ ‌‌‌​‌‌‍​​ ​ ‌‌​‍​‍‌‍‌ ‌​‌ ‍‌‌ ​​‌‍‌‌​ ‌‌‍ ‍‌‍‌‌‌ ‌ ‌ ​ ​‍‌‍‌ ​​‌‍​‌‌ ‌​‌‍‍​​ ‌‌ ​​‌‍​‌‌‍‌ ‌‍‌‌‌​​‍‌ ‌‌‌‍‍‌‌‍ ​‌‍‌​‌‍‌‌‌ ​‍​‍‌‌​ ‌‌‌​​‍‌‌ ‌‍‍ ‌‍‌‌‌ ‍‌​‍‌‌​ ​ ‌​‌​​‍‌‌​ ​ ‌​‌​​‍‌‌​ ​‍​ ​‍‌ ​‍‌‍‍‌‌‍​ ‌‍‍​‌ ‌​‌‍‌‌‌ ‍​‌ ‌​​‍ ‌​ ‌‌​ ‍‌​ ​‍‌‍‌‌​ ‍​​ ‍​‌‍​‍‌ ‍​‌‍​‍​‍‌‌​ ​‍​ ​‍​‍‌‌​ ‌‌‌​‌​​‍ ‍‌‍​ ‌‍ ‌‍ ‍‌ ‌​‌‍‌‌‌‍ ‍‌ ‌​​‍‌‌​ ‌‌‌​​‍‌‌ ‌‍‍ ‌‍‌‌‌ ‍‌​‍‌‌​ ​ ‌​‌​​‍‌‌​ ​ ‌​‌​​‍‌‌​ ​‍​ ​‍​ ​‌‌‍​ ​ ​ ‌‍‌‌​ ‌ ​ ‌ ‌‍​‌​ ​ ​ ‍​‌‍​‌​ ‌ ‌‍‌‌​‍‌‌​ ​‍​ ​‍​‍‌‌​ ‌‌‌​‌​​‍ ‍‌‍​ ‌‍‍​‌‍‍‌‌‍ ​‌‍‌​‌ ​‍‌‍‌‌‌‍ ‍​‍‌‌​ ‌‌‌​​‍‌‌ ‌‍‍ ‌‍‌‌‌ ‍‌​‍‌‌​ ​ ‌​‌​​‍‌‌​ ​ ‌​‌​​‍‌‌​ ​‍​ ​‍‌‍‌​‌‍‌‍​ ‍‌‌‍‌‍​ ‍‌​ ​ ‌‍​ ‌‍​‍‌‍‌​‌‍‌‌​ ‌ ​ ‍‌​‍‌‌​ ​‍​ ​‍​‍‌‌​ ‌‌‌​‌​​‍ ‍‌ ‌​‌‍‌‌‌ ‍​‌ ‌​​‍‌‍‌ ​​‌‍‌‌‌ ​‍‌ ​ ‌ ​​‌‍‌‌‌‍​ ‌ ‌​‌‍‍‌‌ ‌‍‌‍‌‌​ ‌‌ ​​‌ ‌‌‌‍​‍‌‍ ​‌‍‍‌‌ ​ ‌‍‍​‌‍‌‌‌‍‌​​‍​‍‌ ‌
Samkennd og hugrekki á breytingatímum​​​​‌ ‍ ​‍​‍‌‍ ‌ ​‍‌‍‍‌‌‍‌ ‌‍‍‌‌‍ ‍​‍​‍​ ‍‍​‍​‍‌ ​ ‌‍​‌‌‍ ‍‌‍‍‌‌ ‌​‌ ‍‌​‍ ‍‌‍‍‌‌‍ ​‍​‍​‍ ​​‍​‍‌‍‍​‌ ​‍‌‍‌‌‌‍‌‍​‍​‍​ ‍‍​‍​‍‌‍‍​‌ ‌​‌ ‌​‌ ​​‌ ​ ​‍ ​‍ ‌‍‌‍‌‍ ‌ ​‍‌ ​ ‌‍‌‌‌ ‌​‌‍‍‌​‍ ‌‌‍‍‌‌ ​ ‌‍ ​‌‍​‌‌‍ ‍‌‍‌​‌ ​ ​‍ ‍‌ ‌‍‌‍‌‌‌ ​‍‌‍​ ‌‍‌‌‌‍ ​​‍ ‍‌‍​‌‌ ​​‌ ​​​‍ ‌ ​ ‌ ‌​‌ ‌‌‌‍‌​‌‍‍‌‌‍ ​‍ ‌‍‍‌‌‍ ‍‌ ‌​‌‍‌‌‌‍ ‍‌ ‌​​‍ ‌‍‌‌‌‍‌​‌‍‍‌‌ ‌​​‍ ‌‍ ‌‌‍ ‌‍‌​‌‍‌‌​ ‌‌ ​​‌ ​‍‌‍‌‌‌ ​ ‌‍‌‌‌‍ ‍‌ ‌​‌‍​‌‌ ‌​‌‍‍‌‌‍ ‌‍ ‍​ ‍ ‌‍‍‌‌‍‌​​ ‌‌ ​ ‌​‍‌‌​‌​‌‍‍​‌​​‌‌‍‌​‌‍​ ​ ‌‌‌‌‌​‌​​ ‌‌‍​‌‌​ ‌‌‌‌‌​‍‌​ ‌​‌​ ‌​ ​ ‌‌​ ‌‌‌​‌‌‍​​ ​ ‌‌​‍​ ‍ ‌ ‌​‌ ‍‌‌ ​​‌‍‌‌​ ‌‌‍ ‍‌‍‌‌‌ ‌ ‌ ​ ​ ‍ ‌ ​​‌‍​‌‌ ‌​‌‍‍​​ ‌‌ ​​‌‍​‌‌‍‌ ‌‍‌‌‌​​‍‌ ‌‌‌‍‍‌‌‍ ​‌‍‌​‌‍‌‌‌ ​‍​‍‌‌​ ‌‌‌​​‍‌‌ ‌‍‍ ‌‍‌‌‌ ‍‌​‍‌‌​ ​ ‌​‌​​‍‌‌​ ​ ‌​‌​​‍‌‌​ ​‍​ ​‍‌ ​‍‌‍‍‌‌‍​ ‌‍‍​‌ ‌​‌‍‌‌‌ ‍​‌ ‌​​‍ ‌​ ‌‌​ ‍‌​ ​‍‌‍‌‌​ ‍​​ ‍​‌‍​‍‌ ‍​‌‍​‍​‍‌‌​ ​‍​ ​‍​‍‌‌​ ‌‌‌​‌​​‍ ‍‌‍​ ‌‍ ‌‍ ‍‌ ‌​‌‍‌‌‌‍ ‍‌ ‌​​‍‌‌​ ‌‌‌​​‍‌‌ ‌‍‍ ‌‍‌‌‌ ‍‌​‍‌‌​ ​ ‌​‌​​‍‌‌​ ​ ‌​‌​​‍‌‌​ ​‍​ ​‍​ ‌ ​ ​​​ ‍​‌‍​ ​ ‌ ​ ‌‌‌‍‌‍‌‍‌‌‌‍‌​​ ​‌‌‍‌​​ ‍​​‍‌‌​ ​‍​ ​‍​‍‌‌​ ‌‌‌​‌​​‍ ‍‌‍​ ‌‍‍​‌‍‍‌‌‍ ​‌‍‌​‌ ​‍‌‍‌‌‌‍ ‍​‍‌‌​ ‌‌‌​​‍‌‌ ‌‍‍ ‌‍‌‌‌ ‍‌​‍‌‌​ ​ ‌​‌​​‍‌‌​ ​ ‌​‌​​‍‌‌​ ​‍​ ​‍​ ‌ ‌‍‌‌​ ​ ​ ​‍​ ​ ‌‍‌‍​ ​‌​ ‍‌​ ‍​​ ​‌​ ​‍‌‍​ ​‍‌‌​ ​‍​ ​‍​‍‌‌​ ‌‌‌​‌​​‍ ‍‌ ‌​‌‍‌‌‌ ‍​‌ ‌​​ ‌‍​‍‌‍​‌‌ ​ ‌‍‌‌‌‌‌‌‌ ​‍‌‍ ​​ ‌‌‍‍​‌ ‌​‌ ‌​‌ ​​‌ ​ ​‍‌‌​ ​‍‌​‌‍​‍‌‌​ ​‍‌​‌‍‌‍‌‍‌‍ ‌ ​‍‌ ​ ‌‍‌‌‌ ‌​‌‍‍‌​‍ ‌‌‍‍‌‌ ​ ‌‍ ​‌‍​‌‌‍ ‍‌‍‌​‌ ​ ​‍ ‍‌ ‌‍‌‍‌‌‌ ​‍‌‍​ ‌‍‌‌‌‍ ​​‍ ‍‌‍​‌‌ ​​‌ ​​​‍‌‌​ ​‍‌​‌‍‌ ​ ‌ ‌​‌ ‌‌‌‍‌​‌‍‍‌‌‍ ​‍‌‍‌‍‍‌‌‍‌​​ ‌‌ ​ ‌​‍‌‌​‌​‌‍‍​‌​​‌‌‍‌​‌‍​ ​ ‌‌‌‌‌​‌​​ ‌‌‍​‌‌​ ‌‌‌‌‌​‍‌​ ‌​‌​ ‌​ ​ ‌‌​ ‌‌‌​‌‌‍​​ ​ ‌‌​‍​‍‌‍‌ ‌​‌ ‍‌‌ ​​‌‍‌‌​ ‌‌‍ ‍‌‍‌‌‌ ‌ ‌ ​ ​‍‌‍‌ ​​‌‍​‌‌ ‌​‌‍‍​​ ‌‌ ​​‌‍​‌‌‍‌ ‌‍‌‌‌​​‍‌ ‌‌‌‍‍‌‌‍ ​‌‍‌​‌‍‌‌‌ ​‍​‍‌‌​ ‌‌‌​​‍‌‌ ‌‍‍ ‌‍‌‌‌ ‍‌​‍‌‌​ ​ ‌​‌​​‍‌‌​ ​ ‌​‌​​‍‌‌​ ​‍​ ​‍‌ ​‍‌‍‍‌‌‍​ ‌‍‍​‌ ‌​‌‍‌‌‌ ‍​‌ ‌​​‍ ‌​ ‌‌​ ‍‌​ ​‍‌‍‌‌​ ‍​​ ‍​‌‍​‍‌ ‍​‌‍​‍​‍‌‌​ ​‍​ ​‍​‍‌‌​ ‌‌‌​‌​​‍ ‍‌‍​ ‌‍ ‌‍ ‍‌ ‌​‌‍‌‌‌‍ ‍‌ ‌​​‍‌‌​ ‌‌‌​​‍‌‌ ‌‍‍ ‌‍‌‌‌ ‍‌​‍‌‌​ ​ ‌​‌​​‍‌‌​ ​ ‌​‌​​‍‌‌​ ​‍​ ​‍​ ‌ ​ ​​​ ‍​‌‍​ ​ ‌ ​ ‌‌‌‍‌‍‌‍‌‌‌‍‌​​ ​‌‌‍‌​​ ‍​​‍‌‌​ ​‍​ ​‍​‍‌‌​ ‌‌‌​‌​​‍ ‍‌‍​ ‌‍‍​‌‍‍‌‌‍ ​‌‍‌​‌ ​‍‌‍‌‌‌‍ ‍​‍‌‌​ ‌‌‌​​‍‌‌ ‌‍‍ ‌‍‌‌‌ ‍‌​‍‌‌​ ​ ‌​‌​​‍‌‌​ ​ ‌​‌​​‍‌‌​ ​‍​ ​‍​ ‌ ‌‍‌‌​ ​ ​ ​‍​ ​ ‌‍‌‍​ ​‌​ ‍‌​ ‍​​ ​‌​ ​‍‌‍​ ​‍‌‌​ ​‍​ ​‍​‍‌‌​ ‌‌‌​‌​​‍ ‍‌ ‌​‌‍‌‌‌ ‍​‌ ‌​​‍‌‍‌ ​​‌‍‌‌‌ ​‍‌ ​ ‌ ​​‌‍‌‌‌‍​ ‌ ‌​‌‍‍‌‌ ‌‍‌‍‌‌​ ‌‌ ​​‌ ‌‌‌‍​‍‌‍ ​‌‍‍‌‌ ​ ‌‍‍​‌‍‌‌‌‍‌​​‍​‍‌ ‌
Á öðrum degi Velsældarþingsins tók forseti þátt í viðburði sem
haldinn var sameiginlega með alþjóðlega leiðtogaþinginu ​​​​‌ ‍ ​‍​‍‌‍ ‌ ​‍‌‍‍‌‌‍‌ ‌‍‍‌‌‍ ‍​‍​‍​ ‍‍​‍​‍‌ ​ ‌‍​‌‌‍ ‍‌‍‍‌‌ ‌​‌ ‍‌​‍ ‍‌‍‍‌‌‍ ​‍​‍​‍ ​​‍​‍‌‍‍​‌ ​‍‌‍‌‌‌‍‌‍​‍​‍​ ‍‍​‍​‍‌‍‍​‌ ‌​‌ ‌​‌ ​​‌ ​ ​‍ ​‍ ‌‍‌‍‌‍ ‌ ​‍‌ ​ ‌‍‌‌‌ ‌​‌‍‍‌​‍ ‌‌‍‍‌‌ ​ ‌‍ ​‌‍​‌‌‍ ‍‌‍‌​‌ ​ ​‍ ‍‌ ‌‍‌‍‌‌‌ ​‍‌‍​ ‌‍‌‌‌‍ ​​‍ ‍‌‍​‌‌ ​​‌ ​​​‍ ‌ ​ ‌ ‌​‌ ‌‌‌‍‌​‌‍‍‌‌‍ ​‍ ‌‍‍‌‌‍ ‍‌ ‌​‌‍‌‌‌‍ ‍‌ ‌​​‍ ‌‍‌‌‌‍‌​‌‍‍‌‌ ‌​​‍ ‌‍ ‌‌‍ ‌‍‌​‌‍‌‌​ ‌‌ ​​‌ ​‍‌‍‌‌‌ ​ ‌‍‌‌‌‍ ‍‌ ‌​‌‍​‌‌ ‌​‌‍‍‌‌‍ ‌‍ ‍​ ‍ ‌‍‍‌‌‍‌​​ ‌‌ ​ ‌​‍‌‌​‌​‌‍‍​‌​​‌‌‍‌​‌‍​ ​ ‌‌‌‌‌​‌​​ ‌‌‍​‌‌​ ‌‌‌‌‌​‍‌​ ‌​‌​ ‌​ ​ ‌‌​ ‌‌‌​‌‌‍​​ ​ ‌‌​‍​ ‍ ‌ ‌​‌ ‍‌‌ ​​‌‍‌‌​ ‌‌‍ ‍‌‍‌‌‌ ‌ ‌ ​ ​ ‍ ‌ ​​‌‍​‌‌ ‌​‌‍‍​​ ‌‌ ​​‌‍​‌‌‍‌ ‌‍‌‌‌​​‍‌ ‌‌‌‍‍‌‌‍ ​‌‍‌​‌‍‌‌‌ ​‍​‍‌‌​ ‌‌‌​​‍‌‌ ‌‍‍ ‌‍‌‌‌ ‍‌​‍‌‌​ ​ ‌​‌​​‍‌‌​ ​ ‌​‌​​‍‌‌​ ​‍​ ​‍‌ ​‍‌‍‍‌‌‍​ ‌‍‍​‌ ‌​‌‍‌‌‌ ‍​‌ ‌​​‍ ‌​ ‌‌​ ‍‌​ ​‍‌‍‌‌​ ‍​​ ‍​‌‍​‍‌ ‍​‌‍​‍​‍‌‌​ ​‍​ ​‍​‍‌‌​ ‌‌‌​‌​​‍ ‍‌‍​ ‌‍ ‌‍ ‍‌ ‌​‌‍‌‌‌‍ ‍‌ ‌​​‍‌‌​ ‌‌‌​​‍‌‌ ‌‍‍ ‌‍‌‌‌ ‍‌​‍‌‌​ ​ ‌​‌​​‍‌‌​ ​ ‌​‌​​‍‌‌​ ​‍​ ​‍‌‍​‌‌‍​‌‌‍​‌‌‍​‌​ ‍‌​ ‌‌​ ‍‌‌‍​‍​ ‌‌‌‍​‌‌‍‌​​ ‌​​‍‌‌​ ​‍​ ​‍​‍‌‌​ ‌‌‌​‌​​‍ ‍‌‍​ ‌‍‍​‌‍‍‌‌‍ ​‌‍‌​‌ ​‍‌‍‌‌‌‍ ‍​‍‌‌​ ‌‌‌​​‍‌‌ ‌‍‍ ‌‍‌‌‌ ‍‌​‍‌‌​ ​ ‌​‌​​‍‌‌​ ​ ‌​‌​​‍‌‌​ ​‍​ ​‍​ ‍​​ ‌ ​ ​‌​ ‍​​ ​‌​ ​‍​ ‌ ​ ​ ​ ‌​​ ​‍​ ​‌​ ‌​​‍‌‌​ ​‍​ ​‍​‍‌‌​ ‌‌‌​‌​​‍ ‍‌ ‌​‌‍‌‌‌ ‍​‌ ‌​​ ‌‍​‍‌‍​‌‌ ​ ‌‍‌‌‌‌‌‌‌ ​‍‌‍ ​​ ‌‌‍‍​‌ ‌​‌ ‌​‌ ​​‌ ​ ​‍‌‌​ ​‍‌​‌‍​‍‌‌​ ​‍‌​‌‍‌‍‌‍‌‍ ‌ ​‍‌ ​ ‌‍‌‌‌ ‌​‌‍‍‌​‍ ‌‌‍‍‌‌ ​ ‌‍ ​‌‍​‌‌‍ ‍‌‍‌​‌ ​ ​‍ ‍‌ ‌‍‌‍‌‌‌ ​‍‌‍​ ‌‍‌‌‌‍ ​​‍ ‍‌‍​‌‌ ​​‌ ​​​‍‌‌​ ​‍‌​‌‍‌ ​ ‌ ‌​‌ ‌‌‌‍‌​‌‍‍‌‌‍ ​‍‌‍‌‍‍‌‌‍‌​​ ‌‌ ​ ‌​‍‌‌​‌​‌‍‍​‌​​‌‌‍‌​‌‍​ ​ ‌‌‌‌‌​‌​​ ‌‌‍​‌‌​ ‌‌‌‌‌​‍‌​ ‌​‌​ ‌​ ​ ‌‌​ ‌‌‌​‌‌‍​​ ​ ‌‌​‍​‍‌‍‌ ‌​‌ ‍‌‌ ​​‌‍‌‌​ ‌‌‍ ‍‌‍‌‌‌ ‌ ‌ ​ ​‍‌‍‌ ​​‌‍​‌‌ ‌​‌‍‍​​ ‌‌ ​​‌‍​‌‌‍‌ ‌‍‌‌‌​​‍‌ ‌‌‌‍‍‌‌‍ ​‌‍‌​‌‍‌‌‌ ​‍​‍‌‌​ ‌‌‌​​‍‌‌ ‌‍‍ ‌‍‌‌‌ ‍‌​‍‌‌​ ​ ‌​‌​​‍‌‌​ ​ ‌​‌​​‍‌‌​ ​‍​ ​‍‌ ​‍‌‍‍‌‌‍​ ‌‍‍​‌ ‌​‌‍‌‌‌ ‍​‌ ‌​​‍ ‌​ ‌‌​ ‍‌​ ​‍‌‍‌‌​ ‍​​ ‍​‌‍​‍‌ ‍​‌‍​‍​‍‌‌​ ​‍​ ​‍​‍‌‌​ ‌‌‌​‌​​‍ ‍‌‍​ ‌‍ ‌‍ ‍‌ ‌​‌‍‌‌‌‍ ‍‌ ‌​​‍‌‌​ ‌‌‌​​‍‌‌ ‌‍‍ ‌‍‌‌‌ ‍‌​‍‌‌​ ​ ‌​‌​​‍‌‌​ ​ ‌​‌​​‍‌‌​ ​‍​ ​‍‌‍​‌‌‍​‌‌‍​‌‌‍​‌​ ‍‌​ ‌‌​ ‍‌‌‍​‍​ ‌‌‌‍​‌‌‍‌​​ ‌​​‍‌‌​ ​‍​ ​‍​‍‌‌​ ‌‌‌​‌​​‍ ‍‌‍​ ‌‍‍​‌‍‍‌‌‍ ​‌‍‌​‌ ​‍‌‍‌‌‌‍ ‍​‍‌‌​ ‌‌‌​​‍‌‌ ‌‍‍ ‌‍‌‌‌ ‍‌​‍‌‌​ ​ ‌​‌​​‍‌‌​ ​ ‌​‌​​‍‌‌​ ​‍​ ​‍​ ‍​​ ‌ ​ ​‌​ ‍​​ ​‌​ ​‍​ ‌ ​ ​ ​ ‌​​ ​‍​ ​‌​ ‌​​‍‌‌​ ​‍​ ​‍​‍‌‌​ ‌‌‌​‌​​‍ ‍‌ ‌​‌‍‌‌‌ ‍​‌ ‌​​‍‌‍‌ ​​‌‍‌‌‌ ​‍‌ ​ ‌ ​​‌‍‌‌‌‍​ ‌ ‌​‌‍‍‌‌ ‌‍‌‍‌‌​ ‌‌ ​​‌ ‌‌‌‍​‍‌‍ ​‌‍‍‌‌ ​ ‌‍‍​‌‍‌‌‌‍‌​​‍​‍‌ ‌ Spirit of
Humanity Forum​​​​‌ ‍ ​‍​‍‌‍ ‌ ​‍‌‍‍‌‌‍‌ ‌‍‍‌‌‍ ‍​‍​‍​ ‍‍​‍​‍‌ ​ ‌‍​‌‌‍ ‍‌‍‍‌‌ ‌​‌ ‍‌​‍ ‍‌‍‍‌‌‍ ​‍​‍​‍ ​​‍​‍‌‍‍​‌ ​‍‌‍‌‌‌‍‌‍​‍​‍​ ‍‍​‍​‍‌‍‍​‌ ‌​‌ ‌​‌ ​​‌ ​ ​‍ ​‍ ‌‍‌‍‌‍ ‌ ​‍‌ ​ ‌‍‌‌‌ ‌​‌‍‍‌​‍ ‌‌‍‍‌‌ ​ ‌‍ ​‌‍​‌‌‍ ‍‌‍‌​‌ ​ ​‍ ‍‌ ‌‍‌‍‌‌‌ ​‍‌‍​ ‌‍‌‌‌‍ ​​‍ ‍‌‍​‌‌ ​​‌ ​​​‍ ‌ ​ ‌ ‌​‌ ‌‌‌‍‌​‌‍‍‌‌‍ ​‍ ‌‍‍‌‌‍ ‍‌ ‌​‌‍‌‌‌‍ ‍‌ ‌​​‍ ‌‍‌‌‌‍‌​‌‍‍‌‌ ‌​​‍ ‌‍ ‌‌‍ ‌‍‌​‌‍‌‌​ ‌‌ ​​‌ ​‍‌‍‌‌‌ ​ ‌‍‌‌‌‍ ‍‌ ‌​‌‍​‌‌ ‌​‌‍‍‌‌‍ ‌‍ ‍​ ‍ ‌‍‍‌‌‍‌​​ ‌‌ ​ ‌​‍‌‌​‌​‌‍‍​‌​​‌‌‍‌​‌‍​ ​ ‌‌‌‌‌​‌​​ ‌‌‍​‌‌​ ‌‌‌‌‌​‍‌​ ‌​‌​ ‌​ ​ ‌‌​ ‌‌‌​‌‌‍​​ ​ ‌‌​‍​ ‍ ‌ ‌​‌ ‍‌‌ ​​‌‍‌‌​ ‌‌‍ ‍‌‍‌‌‌ ‌ ‌ ​ ​ ‍ ‌ ​​‌‍​‌‌ ‌​‌‍‍​​ ‌‌ ​​‌‍​‌‌‍‌ ‌‍‌‌‌​​‍‌ ‌‌‌‍‍‌‌‍ ​‌‍‌​‌‍‌‌‌ ​‍​‍‌‌​ ‌‌‌​​‍‌‌ ‌‍‍ ‌‍‌‌‌ ‍‌​‍‌‌​ ​ ‌​‌​​‍‌‌​ ​ ‌​‌​​‍‌‌​ ​‍​ ​‍‌ ​‍‌‍‍‌‌‍​ ‌‍‍​‌ ‌​‌‍‌‌‌ ‍​‌ ‌​​‍ ‌​ ‌‌​ ‍‌​ ​‍‌‍‌‌​ ‍​​ ‍​‌‍​‍‌ ‍​‌‍​‍​‍‌‌​ ​‍​ ​‍​‍‌‌​ ‌‌‌​‌​​‍ ‍‌‍​ ‌‍ ‌‍ ‍‌ ‌​‌‍‌‌‌‍ ‍‌ ‌​​‍‌‌​ ‌‌‌​​‍‌‌ ‌‍‍ ‌‍‌‌‌ ‍‌​‍‌‌​ ​ ‌​‌​​‍‌‌​ ​ ‌​‌​​‍‌‌​ ​‍​ ​‍‌‍​‌‌‍​‌‌‍​‌‌‍​‌​ ‍‌​ ‌‌​ ‍‌‌‍​‍​ ‌‌‌‍​‌‌‍‌​​ ‌​​‍‌‌​ ​‍​ ​‍​‍‌‌​ ‌‌‌​‌​​‍ ‍‌‍​ ‌‍‍​‌‍‍‌‌‍ ​‌‍‌​‌ ​‍‌‍‌‌‌‍ ‍​‍‌‌​ ‌‌‌​​‍‌‌ ‌‍‍ ‌‍‌‌‌ ‍‌​‍‌‌​ ​ ‌​‌​​‍‌‌​ ​ ‌​‌​​‍‌‌​ ​‍​ ​‍​ ‌‍​ ​​​ ​‍‌‍​‍‌‍​‍​ ​​​ ‌​‌‍‌‍​ ​ ​ ​ ‌‍​ ​ ‌​​‍‌‌​ ​‍​ ​‍​‍‌‌​ ‌‌‌​‌​​‍ ‍‌ ‌​‌‍‌‌‌ ‍​‌ ‌​​ ‌‍​‍‌‍​‌‌ ​ ‌‍‌‌‌‌‌‌‌ ​‍‌‍ ​​ ‌‌‍‍​‌ ‌​‌ ‌​‌ ​​‌ ​ ​‍‌‌​ ​‍‌​‌‍​‍‌‌​ ​‍‌​‌‍‌‍‌‍‌‍ ‌ ​‍‌ ​ ‌‍‌‌‌ ‌​‌‍‍‌​‍ ‌‌‍‍‌‌ ​ ‌‍ ​‌‍​‌‌‍ ‍‌‍‌​‌ ​ ​‍ ‍‌ ‌‍‌‍‌‌‌ ​‍‌‍​ ‌‍‌‌‌‍ ​​‍ ‍‌‍​‌‌ ​​‌ ​​​‍‌‌​ ​‍‌​‌‍‌ ​ ‌ ‌​‌ ‌‌‌‍‌​‌‍‍‌‌‍ ​‍‌‍‌‍‍‌‌‍‌​​ ‌‌ ​ ‌​‍‌‌​‌​‌‍‍​‌​​‌‌‍‌​‌‍​ ​ ‌‌‌‌‌​‌​​ ‌‌‍​‌‌​ ‌‌‌‌‌​‍‌​ ‌​‌​ ‌​ ​ ‌‌​ ‌‌‌​‌‌‍​​ ​ ‌‌​‍​‍‌‍‌ ‌​‌ ‍‌‌ ​​‌‍‌‌​ ‌‌‍ ‍‌‍‌‌‌ ‌ ‌ ​ ​‍‌‍‌ ​​‌‍​‌‌ ‌​‌‍‍​​ ‌‌ ​​‌‍​‌‌‍‌ ‌‍‌‌‌​​‍‌ ‌‌‌‍‍‌‌‍ ​‌‍‌​‌‍‌‌‌ ​‍​‍‌‌​ ‌‌‌​​‍‌‌ ‌‍‍ ‌‍‌‌‌ ‍‌​‍‌‌​ ​ ‌​‌​​‍‌‌​ ​ ‌​‌​​‍‌‌​ ​‍​ ​‍‌ ​‍‌‍‍‌‌‍​ ‌‍‍​‌ ‌​‌‍‌‌‌ ‍​‌ ‌​​‍ ‌​ ‌‌​ ‍‌​ ​‍‌‍‌‌​ ‍​​ ‍​‌‍​‍‌ ‍​‌‍​‍​‍‌‌​ ​‍​ ​‍​‍‌‌​ ‌‌‌​‌​​‍ ‍‌‍​ ‌‍ ‌‍ ‍‌ ‌​‌‍‌‌‌‍ ‍‌ ‌​​‍‌‌​ ‌‌‌​​‍‌‌ ‌‍‍ ‌‍‌‌‌ ‍‌​‍‌‌​ ​ ‌​‌​​‍‌‌​ ​ ‌​‌​​‍‌‌​ ​‍​ ​‍‌‍​‌‌‍​‌‌‍​‌‌‍​‌​ ‍‌​ ‌‌​ ‍‌‌‍​‍​ ‌‌‌‍​‌‌‍‌​​ ‌​​‍‌‌​ ​‍​ ​‍​‍‌‌​ ‌‌‌​‌​​‍ ‍‌‍​ ‌‍‍​‌‍‍‌‌‍ ​‌‍‌​‌ ​‍‌‍‌‌‌‍ ‍​‍‌‌​ ‌‌‌​​‍‌‌ ‌‍‍ ‌‍‌‌‌ ‍‌​‍‌‌​ ​ ‌​‌​​‍‌‌​ ​ ‌​‌​​‍‌‌​ ​‍​ ​‍​ ‌‍​ ​​​ ​‍‌‍​‍‌‍​‍​ ​​​ ‌​‌‍‌‍​ ​ ​ ​ ‌‍​ ​ ‌​​‍‌‌​ ​‍​ ​‍​‍‌‌​ ‌‌‌​‌​​‍ ‍‌ ‌​‌‍‌‌‌ ‍​‌ ‌​​‍‌‍‌ ​​‌‍‌‌‌ ​‍‌ ​ ‌ ​​‌‍‌‌‌‍​ ‌ ‌​‌‍‍‌‌ ‌‍‌‍‌‌​ ‌‌ ​​‌ ‌‌‌‍​‍‌‍ ​‌‍‍‌‌ ​ ‌‍‍​‌‍‌‌‌‍‌​​‍​‍‌ ‌. Viðburðurinn fór fram í Hörpu undir
yfirskriftinni „Innri viska í forystu og stjórnarháttum - að leiða með
hugrekki og samkennd”. Viðburðurinn hófst með hugleiðslustund,
en að henni lokinni tók forseti tók þátt í samtali við Sandrine
Dixson, alþjóðlegan sendiherra Club of Rome og framkvæmdastjóra
Earth4All, og Dr. Jude Currivan rithöfund, skammtaeðlisfræðing og
stofnanda WholeWorld View.​​​​‌ ‍ ​‍​‍‌‍ ‌ ​‍‌‍‍‌‌‍‌ ‌‍‍‌‌‍ ‍​‍​‍​ ‍‍​‍​‍‌ ​ ‌‍​‌‌‍ ‍‌‍‍‌‌ ‌​‌ ‍‌​‍ ‍‌‍‍‌‌‍ ​‍​‍​‍ ​​‍​‍‌‍‍​‌ ​‍‌‍‌‌‌‍‌‍​‍​‍​ ‍‍​‍​‍‌‍‍​‌ ‌​‌ ‌​‌ ​​‌ ​ ​‍ ​‍ ‌‍‌‍‌‍ ‌ ​‍‌ ​ ‌‍‌‌‌ ‌​‌‍‍‌​‍ ‌‌‍‍‌‌ ​ ‌‍ ​‌‍​‌‌‍ ‍‌‍‌​‌ ​ ​‍ ‍‌ ‌‍‌‍‌‌‌ ​‍‌‍​ ‌‍‌‌‌‍ ​​‍ ‍‌‍​‌‌ ​​‌ ​​​‍ ‌ ​ ‌ ‌​‌ ‌‌‌‍‌​‌‍‍‌‌‍ ​‍ ‌‍‍‌‌‍ ‍‌ ‌​‌‍‌‌‌‍ ‍‌ ‌​​‍ ‌‍‌‌‌‍‌​‌‍‍‌‌ ‌​​‍ ‌‍ ‌‌‍ ‌‍‌​‌‍‌‌​ ‌‌ ​​‌ ​‍‌‍‌‌‌ ​ ‌‍‌‌‌‍ ‍‌ ‌​‌‍​‌‌ ‌​‌‍‍‌‌‍ ‌‍ ‍​ ‍ ‌‍‍‌‌‍‌​​ ‌‌ ​ ‌​‍‌‌​‌​‌‍‍​‌​​‌‌‍‌​‌‍​ ​ ‌‌‌‌‌​‌​​ ‌‌‍​‌‌​ ‌‌‌‌‌​‍‌​ ‌​‌​ ‌​ ​ ‌‌​ ‌‌‌​‌‌‍​​ ​ ‌‌​‍​ ‍ ‌ ‌​‌ ‍‌‌ ​​‌‍‌‌​ ‌‌‍ ‍‌‍‌‌‌ ‌ ‌ ​ ​ ‍ ‌ ​​‌‍​‌‌ ‌​‌‍‍​​ ‌‌ ​​‌‍​‌‌‍‌ ‌‍‌‌‌​​‍‌ ‌‌‌‍‍‌‌‍ ​‌‍‌​‌‍‌‌‌ ​‍​‍‌‌​ ‌‌‌​​‍‌‌ ‌‍‍ ‌‍‌‌‌ ‍‌​‍‌‌​ ​ ‌​‌​​‍‌‌​ ​ ‌​‌​​‍‌‌​ ​‍​ ​‍‌ ​‍‌‍‍‌‌‍​ ‌‍‍​‌ ‌​‌‍‌‌‌ ‍​‌ ‌​​‍ ‌​ ‌‌​ ‍‌​ ​‍‌‍‌‌​ ‍​​ ‍​‌‍​‍‌ ‍​‌‍​‍​‍‌‌​ ​‍​ ​‍​‍‌‌​ ‌‌‌​‌​​‍ ‍‌‍​ ‌‍ ‌‍ ‍‌ ‌​‌‍‌‌‌‍ ‍‌ ‌​​‍‌‌​ ‌‌‌​​‍‌‌ ‌‍‍ ‌‍‌‌‌ ‍‌​‍‌‌​ ​ ‌​‌​​‍‌‌​ ​ ‌​‌​​‍‌‌​ ​‍​ ​‍‌‍​‌‌‍​‌‌‍​‌‌‍​‌​ ‍‌​ ‌‌​ ‍‌‌‍​‍​ ‌‌‌‍​‌‌‍‌​​ ‌​​‍‌‌​ ​‍​ ​‍​‍‌‌​ ‌‌‌​‌​​‍ ‍‌‍​ ‌‍‍​‌‍‍‌‌‍ ​‌‍‌​‌ ​‍‌‍‌‌‌‍ ‍​‍‌‌​ ‌‌‌​​‍‌‌ ‌‍‍ ‌‍‌‌‌ ‍‌​‍‌‌​ ​ ‌​‌​​‍‌‌​ ​ ‌​‌​​‍‌‌​ ​‍​ ​‍​ ‌ ‌‍‌​​ ​​‌‍​‌‌‍‌‍‌‍‌​​ ​ ​ ‌‌​ ‌‍​ ‌​​ ‍‌‌‍​ ​‍‌‌​ ​‍​ ​‍​‍‌‌​ ‌‌‌​‌​​‍ ‍‌ ‌​‌‍‌‌‌ ‍​‌ ‌​​ ‌‍​‍‌‍​‌‌ ​ ‌‍‌‌‌‌‌‌‌ ​‍‌‍ ​​ ‌‌‍‍​‌ ‌​‌ ‌​‌ ​​‌ ​ ​‍‌‌​ ​‍‌​‌‍​‍‌‌​ ​‍‌​‌‍‌‍‌‍‌‍ ‌ ​‍‌ ​ ‌‍‌‌‌ ‌​‌‍‍‌​‍ ‌‌‍‍‌‌ ​ ‌‍ ​‌‍​‌‌‍ ‍‌‍‌​‌ ​ ​‍ ‍‌ ‌‍‌‍‌‌‌ ​‍‌‍​ ‌‍‌‌‌‍ ​​‍ ‍‌‍​‌‌ ​​‌ ​​​‍‌‌​ ​‍‌​‌‍‌ ​ ‌ ‌​‌ ‌‌‌‍‌​‌‍‍‌‌‍ ​‍‌‍‌‍‍‌‌‍‌​​ ‌‌ ​ ‌​‍‌‌​‌​‌‍‍​‌​​‌‌‍‌​‌‍​ ​ ‌‌‌‌‌​‌​​ ‌‌‍​‌‌​ ‌‌‌‌‌​‍‌​ ‌​‌​ ‌​ ​ ‌‌​ ‌‌‌​‌‌‍​​ ​ ‌‌​‍​‍‌‍‌ ‌​‌ ‍‌‌ ​​‌‍‌‌​ ‌‌‍ ‍‌‍‌‌‌ ‌ ‌ ​ ​‍‌‍‌ ​​‌‍​‌‌ ‌​‌‍‍​​ ‌‌ ​​‌‍​‌‌‍‌ ‌‍‌‌‌​​‍‌ ‌‌‌‍‍‌‌‍ ​‌‍‌​‌‍‌‌‌ ​‍​‍‌‌​ ‌‌‌​​‍‌‌ ‌‍‍ ‌‍‌‌‌ ‍‌​‍‌‌​ ​ ‌​‌​​‍‌‌​ ​ ‌​‌​​‍‌‌​ ​‍​ ​‍‌ ​‍‌‍‍‌‌‍​ ‌‍‍​‌ ‌​‌‍‌‌‌ ‍​‌ ‌​​‍ ‌​ ‌‌​ ‍‌​ ​‍‌‍‌‌​ ‍​​ ‍​‌‍​‍‌ ‍​‌‍​‍​‍‌‌​ ​‍​ ​‍​‍‌‌​ ‌‌‌​‌​​‍ ‍‌‍​ ‌‍ ‌‍ ‍‌ ‌​‌‍‌‌‌‍ ‍‌ ‌​​‍‌‌​ ‌‌‌​​‍‌‌ ‌‍‍ ‌‍‌‌‌ ‍‌​‍‌‌​ ​ ‌​‌​​‍‌‌​ ​ ‌​‌​​‍‌‌​ ​‍​ ​‍‌‍​‌‌‍​‌‌‍​‌‌‍​‌​ ‍‌​ ‌‌​ ‍‌‌‍​‍​ ‌‌‌‍​‌‌‍‌​​ ‌​​‍‌‌​ ​‍​ ​‍​‍‌‌​ ‌‌‌​‌​​‍ ‍‌‍​ ‌‍‍​‌‍‍‌‌‍ ​‌‍‌​‌ ​‍‌‍‌‌‌‍ ‍​‍‌‌​ ‌‌‌​​‍‌‌ ‌‍‍ ‌‍‌‌‌ ‍‌​‍‌‌​ ​ ‌​‌​​‍‌‌​ ​ ‌​‌​​‍‌‌​ ​‍​ ​‍​ ‌ ‌‍‌​​ ​​‌‍​‌‌‍‌‍‌‍‌​​ ​ ​ ‌‌​ ‌‍​ ‌​​ ‍‌‌‍​ ​‍‌‌​ ​‍​ ​‍​‍‌‌​ ‌‌‌​‌​​‍ ‍‌ ‌​‌‍‌‌‌ ‍​‌ ‌​​‍‌‍‌ ​​‌‍‌‌‌ ​‍‌ ​ ‌ ​​‌‍‌‌‌‍​ ‌ ‌​‌‍‍‌‌ ‌‍‌‍‌‌​ ‌‌ ​​‌ ‌‌‌‍​‍‌‍ ​‌‍‍‌‌ ​ ‌‍‍​‌‍‌‌‌‍‌​​‍​‍‌ ‌
Áhersla samtalsins var á hvernig stuðla megi að innleiðingu
velsældar í hagkerfi heimsins. Rætt var um þörf á breyttri forystu á
tímum mikilla samfélagslegra áskorana með gildi svo sem hugrekki
og samkennd að leiðarljósi. Hópur ungra leiðtoga víða að úr
heiminum tók einnig þátt í viðburðinum ásamt forseta. Þau deildu
sinni sýn, reynslu og þeim áskorunum sem þau standa frammi fyrir
við að leiða breytingar í samtímanum.​​​​‌ ‍ ​‍​‍‌‍ ‌ ​‍‌‍‍‌‌‍‌ ‌‍‍‌‌‍ ‍​‍​‍​ ‍‍​‍​‍‌ ​ ‌‍​‌‌‍ ‍‌‍‍‌‌ ‌​‌ ‍‌​‍ ‍‌‍‍‌‌‍ ​‍​‍​‍ ​​‍​‍‌‍‍​‌ ​‍‌‍‌‌‌‍‌‍​‍​‍​ ‍‍​‍​‍‌‍‍​‌ ‌​‌ ‌​‌ ​​‌ ​ ​‍ ​‍ ‌‍‌‍‌‍ ‌ ​‍‌ ​ ‌‍‌‌‌ ‌​‌‍‍‌​‍ ‌‌‍‍‌‌ ​ ‌‍ ​‌‍​‌‌‍ ‍‌‍‌​‌ ​ ​‍ ‍‌ ‌‍‌‍‌‌‌ ​‍‌‍​ ‌‍‌‌‌‍ ​​‍ ‍‌‍​‌‌ ​​‌ ​​​‍ ‌ ​ ‌ ‌​‌ ‌‌‌‍‌​‌‍‍‌‌‍ ​‍ ‌‍‍‌‌‍ ‍‌ ‌​‌‍‌‌‌‍ ‍‌ ‌​​‍ ‌‍‌‌‌‍‌​‌‍‍‌‌ ‌​​‍ ‌‍ ‌‌‍ ‌‍‌​‌‍‌‌​ ‌‌ ​​‌ ​‍‌‍‌‌‌ ​ ‌‍‌‌‌‍ ‍‌ ‌​‌‍​‌‌ ‌​‌‍‍‌‌‍ ‌‍ ‍​ ‍ ‌‍‍‌‌‍‌​​ ‌‌ ​ ‌​‍‌‌​‌​‌‍‍​‌​​‌‌‍‌​‌‍​ ​ ‌‌‌‌‌​‌​​ ‌‌‍​‌‌​ ‌‌‌‌‌​‍‌​ ‌​‌​ ‌​ ​ ‌‌​ ‌‌‌​‌‌‍​​ ​ ‌‌​‍​ ‍ ‌ ‌​‌ ‍‌‌ ​​‌‍‌‌​ ‌‌‍ ‍‌‍‌‌‌ ‌ ‌ ​ ​ ‍ ‌ ​​‌‍​‌‌ ‌​‌‍‍​​ ‌‌ ​​‌‍​‌‌‍‌ ‌‍‌‌‌​​‍‌ ‌‌‌‍‍‌‌‍ ​‌‍‌​‌‍‌‌‌ ​‍​‍‌‌​ ‌‌‌​​‍‌‌ ‌‍‍ ‌‍‌‌‌ ‍‌​‍‌‌​ ​ ‌​‌​​‍‌‌​ ​ ‌​‌​​‍‌‌​ ​‍​ ​‍‌ ​‍‌‍‍‌‌‍​ ‌‍‍​‌ ‌​‌‍‌‌‌ ‍​‌ ‌​​‍ ‌​ ‌‌​ ‍‌​ ​‍‌‍‌‌​ ‍​​ ‍​‌‍​‍‌ ‍​‌‍​‍​‍‌‌​ ​‍​ ​‍​‍‌‌​ ‌‌‌​‌​​‍ ‍‌‍​ ‌‍ ‌‍ ‍‌ ‌​‌‍‌‌‌‍ ‍‌ ‌​​‍‌‌​ ‌‌‌​​‍‌‌ ‌‍‍ ‌‍‌‌‌ ‍‌​‍‌‌​ ​ ‌​‌​​‍‌‌​ ​ ‌​‌​​‍‌‌​ ​‍​ ​‍‌‍‌‌​ ​ ​ ‌​‌‍‌‍​ ‍‌​ ​​‌‍‌‌‌‍​‍​ ​ ​ ‌​​ ​ ‌‍​ ​‍‌‌​ ​‍​ ​‍​‍‌‌​ ‌‌‌​‌​​‍ ‍‌‍​ ‌‍‍​‌‍‍‌‌‍ ​‌‍‌​‌ ​‍‌‍‌‌‌‍ ‍​‍‌‌​ ‌‌‌​​‍‌‌ ‌‍‍ ‌‍‌‌‌ ‍‌​‍‌‌​ ​ ‌​‌​​‍‌‌​ ​ ‌​‌​​‍‌‌​ ​‍​ ​‍‌‍‌‌‌‍‌‍​ ​ ​ ‌​​ ​‌‌‍​‍​ ​‌‌‍‌‍​ ​‍​ ​​‌‍‌‌‌‍​‍​‍‌‌​ ​‍​ ​‍​‍‌‌​ ‌‌‌​‌​​‍ ‍‌ ‌​‌‍‌‌‌ ‍​‌ ‌​​ ‌‍​‍‌‍​‌‌ ​ ‌‍‌‌‌‌‌‌‌ ​‍‌‍ ​​ ‌‌‍‍​‌ ‌​‌ ‌​‌ ​​‌ ​ ​‍‌‌​ ​‍‌​‌‍​‍‌‌​ ​‍‌​‌‍‌‍‌‍‌‍ ‌ ​‍‌ ​ ‌‍‌‌‌ ‌​‌‍‍‌​‍ ‌‌‍‍‌‌ ​ ‌‍ ​‌‍​‌‌‍ ‍‌‍‌​‌ ​ ​‍ ‍‌ ‌‍‌‍‌‌‌ ​‍‌‍​ ‌‍‌‌‌‍ ​​‍ ‍‌‍​‌‌ ​​‌ ​​​‍‌‌​ ​‍‌​‌‍‌ ​ ‌ ‌​‌ ‌‌‌‍‌​‌‍‍‌‌‍ ​‍‌‍‌‍‍‌‌‍‌​​ ‌‌ ​ ‌​‍‌‌​‌​‌‍‍​‌​​‌‌‍‌​‌‍​ ​ ‌‌‌‌‌​‌​​ ‌‌‍​‌‌​ ‌‌‌‌‌​‍‌​ ‌​‌​ ‌​ ​ ‌‌​ ‌‌‌​‌‌‍​​ ​ ‌‌​‍​‍‌‍‌ ‌​‌ ‍‌‌ ​​‌‍‌‌​ ‌‌‍ ‍‌‍‌‌‌ ‌ ‌ ​ ​‍‌‍‌ ​​‌‍​‌‌ ‌​‌‍‍​​ ‌‌ ​​‌‍​‌‌‍‌ ‌‍‌‌‌​​‍‌ ‌‌‌‍‍‌‌‍ ​‌‍‌​‌‍‌‌‌ ​‍​‍‌‌​ ‌‌‌​​‍‌‌ ‌‍‍ ‌‍‌‌‌ ‍‌​‍‌‌​ ​ ‌​‌​​‍‌‌​ ​ ‌​‌​​‍‌‌​ ​‍​ ​‍‌ ​‍‌‍‍‌‌‍​ ‌‍‍​‌ ‌​‌‍‌‌‌ ‍​‌ ‌​​‍ ‌​ ‌‌​ ‍‌​ ​‍‌‍‌‌​ ‍​​ ‍​‌‍​‍‌ ‍​‌‍​‍​‍‌‌​ ​‍​ ​‍​‍‌‌​ ‌‌‌​‌​​‍ ‍‌‍​ ‌‍ ‌‍ ‍‌ ‌​‌‍‌‌‌‍ ‍‌ ‌​​‍‌‌​ ‌‌‌​​‍‌‌ ‌‍‍ ‌‍‌‌‌ ‍‌​‍‌‌​ ​ ‌​‌​​‍‌‌​ ​ ‌​‌​​‍‌‌​ ​‍​ ​‍‌‍‌‌​ ​ ​ ‌​‌‍‌‍​ ‍‌​ ​​‌‍‌‌‌‍​‍​ ​ ​ ‌​​ ​ ‌‍​ ​‍‌‌​ ​‍​ ​‍​‍‌‌​ ‌‌‌​‌​​‍ ‍‌‍​ ‌‍‍​‌‍‍‌‌‍ ​‌‍‌​‌ ​‍‌‍‌‌‌‍ ‍​‍‌‌​ ‌‌‌​​‍‌‌ ‌‍‍ ‌‍‌‌‌ ‍‌​‍‌‌​ ​ ‌​‌​​‍‌‌​ ​ ‌​‌​​‍‌‌​ ​‍​ ​‍‌‍‌‌‌‍‌‍​ ​ ​ ‌​​ ​‌‌‍​‍​ ​‌‌‍‌‍​ ​‍​ ​​‌‍‌‌‌‍​‍​‍‌‌​ ​‍​ ​‍​‍‌‌​ ‌‌‌​‌​​‍ ‍‌ ‌​‌‍‌‌‌ ‍​‌ ‌​​‍‌‍‌ ​​‌‍‌‌‌ ​‍‌ ​ ‌ ​​‌‍‌‌‌‍​ ‌ ‌​‌‍‍‌‌ ‌‍‌‍‌‌​ ‌‌ ​​‌ ‌‌‌‍​‍‌‍ ​‌‍‍‌‌ ​ ‌‍‍​‌‍‌‌‌‍‌​​‍​‍‌ ‌